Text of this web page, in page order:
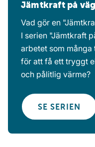
Jämtkraft på väg
Vad gör en
I serien "Jämtkraft
arbetet som
för att få ett tryggt
och pålitlig värme?
SE SERIEN